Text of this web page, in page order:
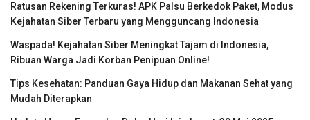
Ratusan Rekening Terkuras! APK Palsu Berkedok Paket, Modus
Kejahatan Siber Terbaru yang Mengguncang Indonesia
Waspada! Kejahatan Siber Meningkat Tajam di Indonesia,
Ribuan Warga Jadi Korban Penipuan Online!
Tips Kesehatan: Panduan Gaya Hidup dan Makanan Sehat yang
Mudah Diterapkan